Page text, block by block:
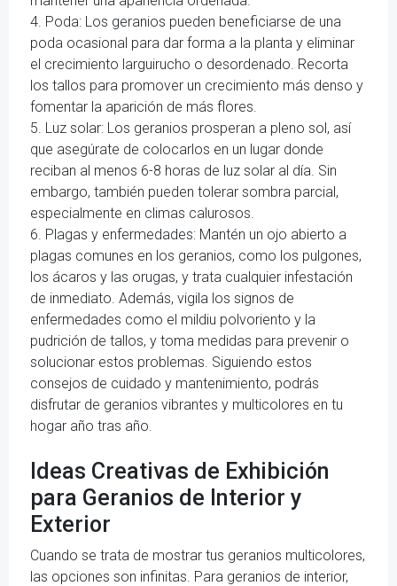
4. Poda: Los geranios pueden beneficiarse de una
poda ocasional para dar forma a la planta y eliminar
el crecimiento larguirucho o desordenado. Recorta
los tallos para promover un crecimiento más denso y
fomentar la aparición de más flores.
5. Luz solar: Los geranios prosperan a pleno sol, así
que asegúrate de colocarlos en un lugar donde
reciban al menos 6-8 horas de luz solar al día. Sin
embargo, también pueden tolerar sombra parcial,
especialmente en climas calurosos.
6. Plagas y enfermedades: Mantén un ojo abierto a
plagas comunes en los geranios, como los pulgones,
los ácaros y las orugas, y trata cualquier infestación
de inmediato. Además, vigila los signos de
enfermedades como el mildiu polvoriento y la
pudrición de tallos, y toma medidas para prevenir o
solucionar estos problemas. Siguiendo estos
consejos de cuidado y mantenimiento, podrás
disfrutar de geranios vibrantes y multicolores en tu
hogar año tras año.
Ideas Creativas de Exhibición
para Geranios de Interior y
Exterior
Cuando se trata de mostrar tus geranios multicolores,
las opciones son infinitas. Para geranios de interior,